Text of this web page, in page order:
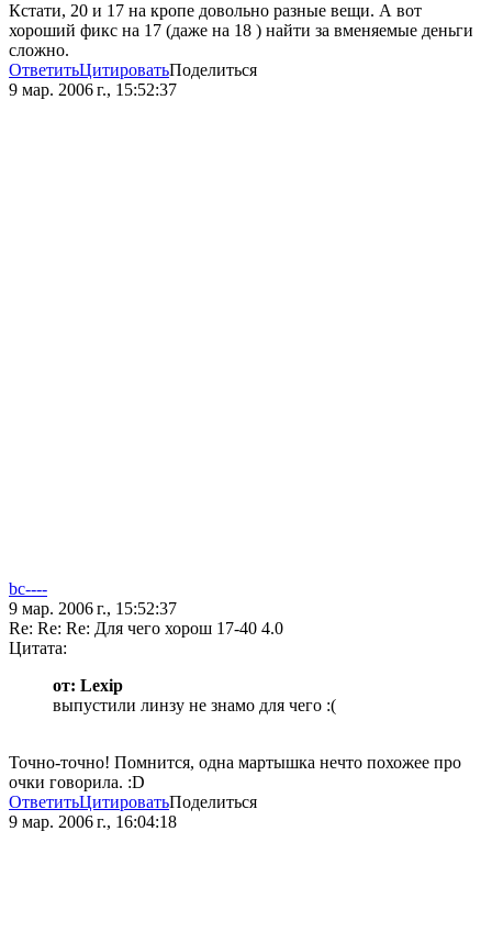
Кстати, 20 и 17 на кропе довольно разные вещи. А вот
хороший фикс на 17 (даже на 18 ) найти за вменяемые деньги
сложно.
ОтветитьЦитироватьПоделиться
9 мар. 2006 г., 15:52:37
bc----
9 мар. 2006 г., 15:52:37
Re: Re: Re: Для чего хорош 17-40 4.0
Цитата:
от: Lexip
выпустили линзу не знамо для чего :(
Точно-точно! Помнится, одна мартышка нечто похожее про
очки говорила. :D
ОтветитьЦитироватьПоделиться
9 мар. 2006 г., 16:04:18